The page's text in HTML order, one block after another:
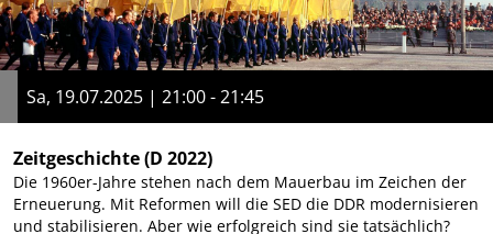
Sa, 19.07.2025 | 21:00 - 21:45
Zeitgeschichte(D 2022)
Die 1960er-Jahre stehen nach dem Mauerbau im Zeichen der
Erneuerung. Mit Reformen will die SED die DDR modernisieren
und stabilisieren. Aber wie erfolgreich sind sie tatsächlich?